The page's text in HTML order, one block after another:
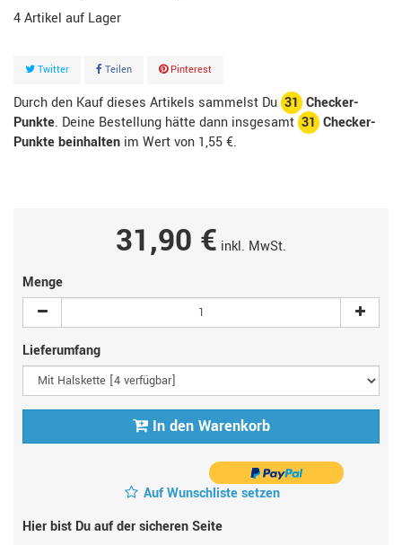
4Artikel
Twitter Teilen Pinterest
Durch den Kauf dieses Artikels sammelst Du 31 Checker-
Punkte. Deine Bestellung hätte dann insgesamt 31 Checker-
Punkte beinhalten im Wert von 1,55 €.
31,90 € inkl. MwSt.
Menge
Lieferumfang
In den Warenkorb
Auf Wunschliste setzen
Hier bist Du auf der sicheren Seite